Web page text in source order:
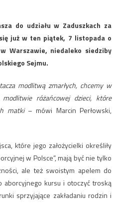
do udziału w Zaduszkach za
już w ten piątek, 7 listopada o
Warszawie, niedaleko siedziby
Sejmu.
modlitwą zmarłych, chcemy w
różańcowej dzieci, które
matki – mówi Marcin Perłowski,
które jego założycielki określiły
w Polsce”, mają być nie tylko
ale też swoistym apelem do
aborcyjnego kursu i otoczyć troską
sprzyjające zakładaniu rodzin i